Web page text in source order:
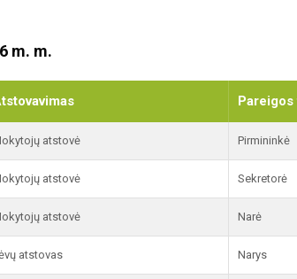
m. m.
atstovė Pirmininkė
atstovė Sekretorė
atstovė Narė
atstovas Narys